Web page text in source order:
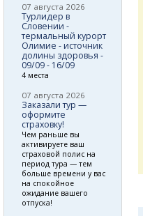
07 августа 2026
Турлидер в
Словении -
термальный курорт
Олимие - источник
долины здоровья -
09/09 - 16/09
4 места
07 августа 2026
Заказали тур —
оформите
страховку!
Чем раньше вы
активируете ваш
страховой полис на
период тура — тем
больше времени у вас
на спокойное
ожидание вашего
отпуска!